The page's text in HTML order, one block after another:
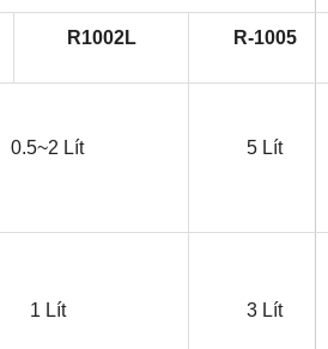
R1002L R-1005
0.5~2 Lít 5 Lít
1 Lít 3 Lít